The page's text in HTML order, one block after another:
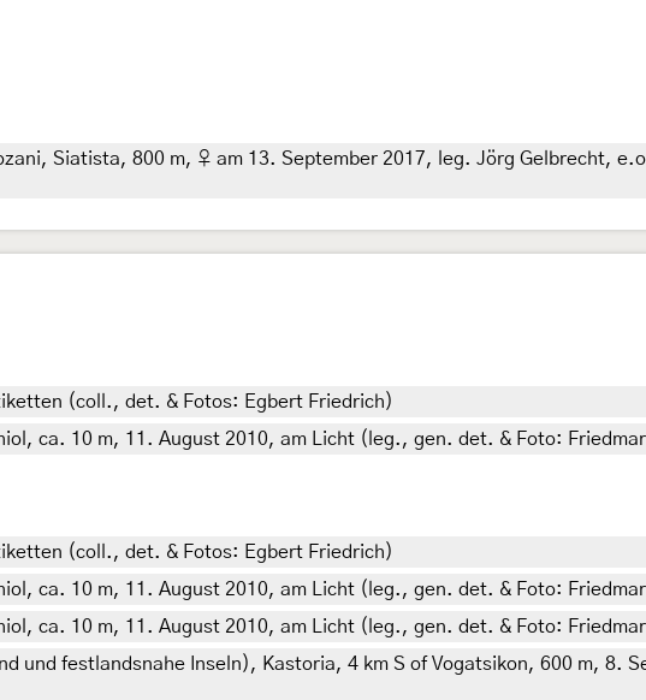
Siatista, 800 m, ♀ am 13. September 2017, leg. Jörg Gelbrecht,
(coll., det. & Fotos: Egbert Friedrich)
ca. 10 m, 11. August 2010, am Licht (leg., gen. det. & Foto:
(coll., det. & Fotos: Egbert Friedrich)
ca. 10 m, 11. August 2010, am Licht (leg., gen. det. & Foto:
ca. 10 m, 11. August 2010, am Licht (leg., gen. det. & Foto:
und festlandsnahe Inseln), Kastoria, 4 km S of Vogatsikon, 600 m, 8.